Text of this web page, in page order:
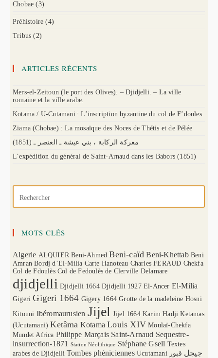
Chobae (3)
Préhistoire (4)
Tribus (2)
ARTICLES RÉCENTS
Mers-el-Zeitoun (le port des Olives). – Djidjelli. – La ville
romaine et la ville arabe.
Kotama / U-Cutamani : L’inscription byzantine du col de F’doules.
Ziama (Chobae) : La mosaïque des Noces de Thétis et de Pélée
(1851) معركة الركابة ، بني عيشة ـ العنصر ـ
L’expédition du général de Saint-Arnaud dans les Babors (1851)
MOTS CLÉS
Algerie ALQUIER Beni-Ahmed Beni-caïd Beni-Khettab Beni
Amran Bordj d’El-Milia Carte Hanoteau Charles FERAUD Chekfa
Col de Fdoulès Col de Fedoulès de Clerville Delamare
djidjelli Djidjelli 1664 Djidjelli 1927 El-Ancer El-Milia
Gigeri Gigeri 1664 Gigery 1664 Grotte de la madeleine Hosni
Kitouni Ibéromaurusien Jijel Jijel 1664 Karim Hadji Ketamas
(Ucutamani) Ketâma Kotama Louis XIV Moulaï-Chekfa
Mundet Africa Philippe Marçais Saint-Arnaud Sequestre-
insurrection-1871
Station Néolithique Stéphane Gsell Textes
arabes de Djidjelli Tombes phéniciennes Ucutamani جيجل قبور